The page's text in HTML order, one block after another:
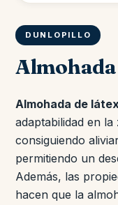
DUNLOPILLO
Almohada de
adaptabilidad en
consiguiendo
permitiendo un
Además, las
hacen que la